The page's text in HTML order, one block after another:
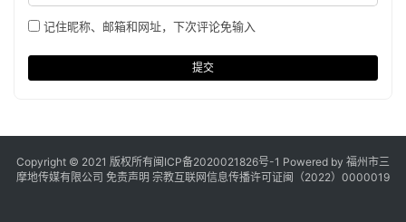
记住昵称、邮箱和网址，下次评论免输入
提交
Copyright © 2021 版权所有闽ICP备2020021826号-1 Powered by 福州市三
摩地传媒有限公司 免责声明 宗教互联网信息传播许可证闽（2022）0000019